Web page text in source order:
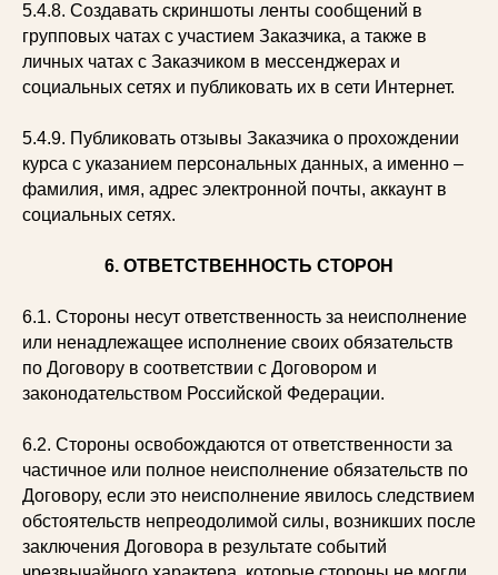
5.4.8. Создавать скриншоты ленты сообщений в
групповых чатах с участием Заказчика, а также в
личных чатах с Заказчиком в мессенджерах и
социальных сетях и публиковать их в сети Интернет.
5.4.9. Публиковать отзывы Заказчика о прохождении
курса с указанием персональных данных, а именно –
фамилия, имя, адрес электронной почты, аккаунт в
социальных сетях.
6. ОТВЕТСТВЕННОСТЬ СТОРОН
6.1. Стороны несут ответственность за неисполнение
или ненадлежащее исполнение своих обязательств
по Договору в соответствии с Договором и
законодательством Российской Федерации.
6.2. Стороны освобождаются от ответственности за
частичное или полное неисполнение обязательств по
Договору, если это неисполнение явилось следствием
обстоятельств непреодолимой силы, возникших после
заключения Договора в результате событий